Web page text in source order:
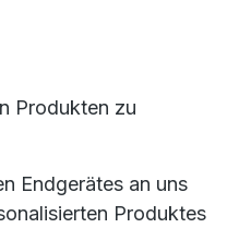
Produkten zu
Endgerätes an uns
Produktes